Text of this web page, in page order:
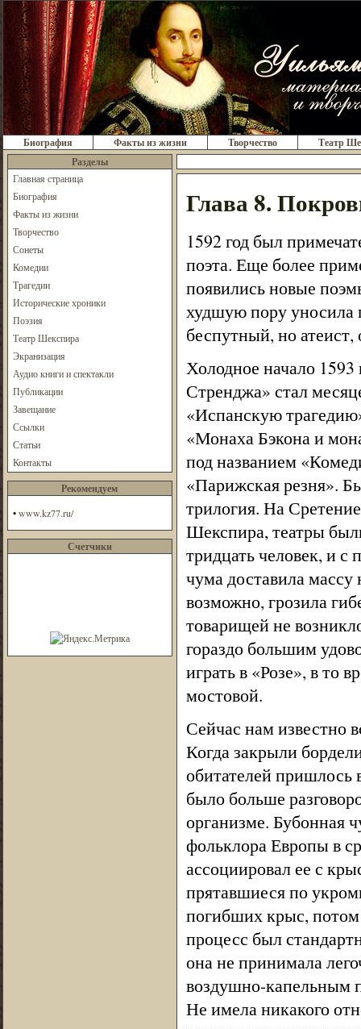
Биография Факты из жизни Творчество
Театр
Разделы
Главная страница
Биография
Факты из жизни
Творчество
Сонеты
Комедии
Трагедии
Исторические хроники
Поэзия
Театр Шекспира
Экранизация
Аудио книги и спектакли
Публикации
Завещание
Ссылки
Статьи
Контакты
Рекомендуем
•www.kz77.ru/
Счетчики
Глава 8.
1592 год был
поэта. Еще более
появились новые
худшую пору уносила
беспутный, но
Холодное начало 1593
Стренджа» стал
«Испанскую
«Монаха Бэкона и
под названием
«Парижская резня».
трилогия. На
Шекспира, театры
тридцать человек, и
чума доставила массу
возможно, грозила
товарищей не
гораздо большим
играть в «Розе», в то
мостовой.
Сейчас нам известно
Когда закрыли
обитателей пришлось
было больше
организме. Бубонная
фольклора Европы в
ассоциировал ее с
прятавшиеся по
погибших крыс, потом
процесс был
она не принимала
воздушно-капельным
Не имела никакого